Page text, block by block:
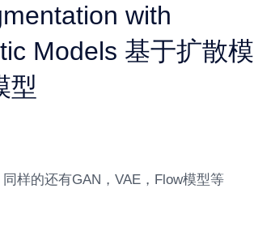
with
Models 基于扩散模
型
样的还有GAN，VAE，Flow模型等